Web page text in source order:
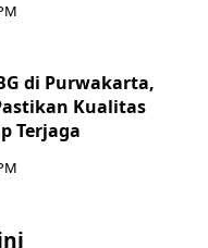
di Purwakarta,
Kualitas
Terjaga